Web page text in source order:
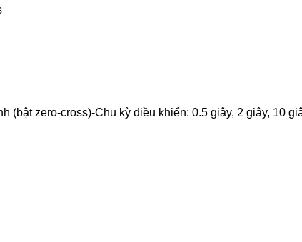
zero-cross)-Chu kỳ điều khiển: 0.5 giây, 2 giây, 10